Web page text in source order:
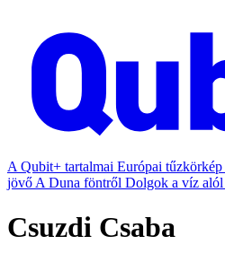
A Qubit+ tartalmai Európai tűzkörkép
jövő A Duna föntről Dolgok a víz alól
Csuzdi Csaba